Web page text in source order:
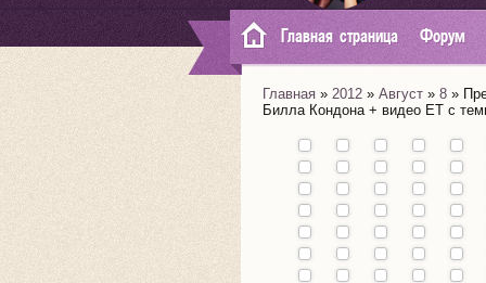
Главная страница Форум
Главная » 2012 » Август » 8 »
Билла Кондона + видео ET с
Извините, мы
Премьера
Звезда
Не в
Промо
фильма
"About